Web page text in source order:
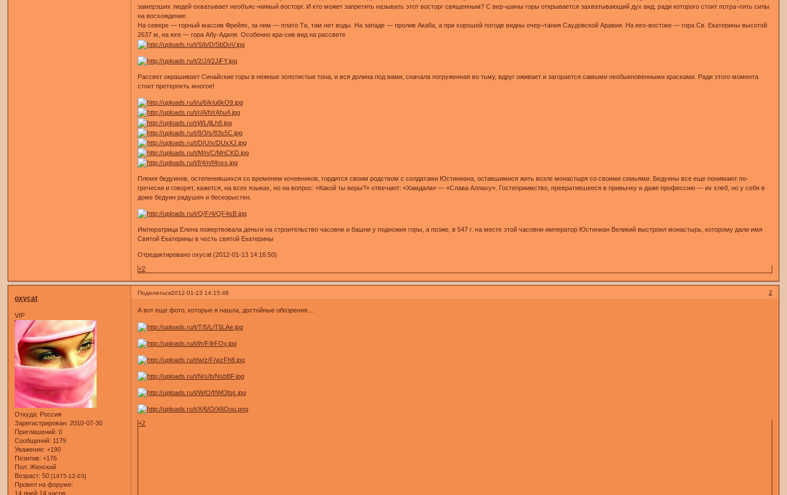
замерзших людей охватывает необъяс¬нимый восторг. И кто может запретить называть этот восторг священным? С вер¬шины горы открывается захватывающий дух вид, ради которого стоит потра¬тить силы
на восхождение.
На севере — горный массив Фрейях, за ним — плато Ти, там нет воды. На западе — пролив Акаба, а при хорошей погоде видны очер¬тания Саудовской Аравии. На юго-востоке — гора Св. Екатерины высотой
2637 м, на юге — гора Абу-Адиля. Особенно кра-сив вид на рассвете
Рассвет окрашивает Синайские горы в нежные золотистые тона, и вся долина под вами, сначала погруженная во тьму, вдруг оживает и загорается самыми необыкновенными красками. Ради этого момента
стоит претерпеть многое!
Племя бедуинов, остепенившихся со временем кочевников, гордится своим родством с солдатами Юстиниана, оставшимися жить возле монастыря со своими семьями. Бедуины все еще понимают по-
гречески и говорят, кажется, на всех языках, но на вопрос: «Какой ты веры?» отвечают: «Хамдала» — «Слава Аллаху». Гостеприимство, превратившееся в привычку и даже профессию — их хлеб, но у себя в
доме бедуин радушен и бескорыстен.
Императрица Елена пожертвовала деньги на строительство часовни и башни у подножия горы, а позже, в 547 г. на месте этой часовни император Юстиниан Великий выстроил монастырь, которому дали имя
Святой Екатерины в честь святой Екатерины
Отредактировано oxycat (2012-01-13 14:16:50)
+2
Поделиться 2
2012-01-13 14:15:48
oxycat
VIP
Откуда: Россия
Зарегистрирован: 2010-07-30
Приглашений: 0
Сообщений: 1179
Уважение: +190
Позитив: +176
Пол: Женский
Возраст: 50[1975-12-03]
Провел на форуме:
14 дней 14 часов
А вот еще фото, которые я нашла, достойные обозрения....
+2